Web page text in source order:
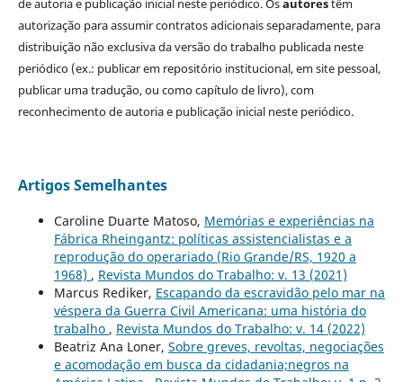
de autoria e publicação inicial neste periódico. Osautorestêm
autorização para assumir contratos adicionais separadamente, para
distribuição não exclusiva da versão do trabalho publicada neste
periódico (ex.: publicar em repositório institucional, em site pessoal,
publicar uma tradução, ou como capítulo de livro), com
reconhecimento de autoria e publicação inicial neste periódico.
Artigos Semelhantes
Caroline Duarte Matoso, Memórias e experiências na
Fábrica Rheingantz: políticas assistencialistas e a
reprodução do operariado (Rio Grande/RS, 1920 a
1968) , Revista Mundos do Trabalho: v. 13 (2021)
Marcus Rediker, Escapando da escravidão pelo mar na
véspera da Guerra Civil Americana: uma história do
trabalho , Revista Mundos do Trabalho: v. 14 (2022)
Beatriz Ana Loner, Sobre greves, revoltas, negociações
e acomodação em busca da cidadania;negros na